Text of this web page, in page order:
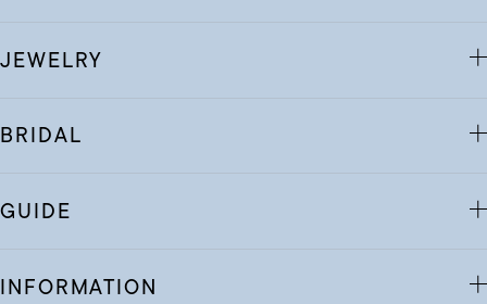
JEWELRY
BRIDAL
GUIDE
INFORMATION